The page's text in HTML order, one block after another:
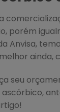
porém
Anvisa,
ainda,
seu